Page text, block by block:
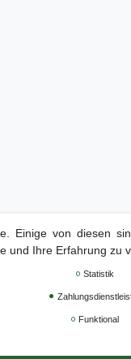
Einige von diesen
und Ihre Erfahrung zu
Statistik
Funktional